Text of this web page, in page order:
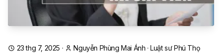
23 thg 7, 2025 · Nguyễn Phùng Mai Ánh ·Luật sư Phú Thọ